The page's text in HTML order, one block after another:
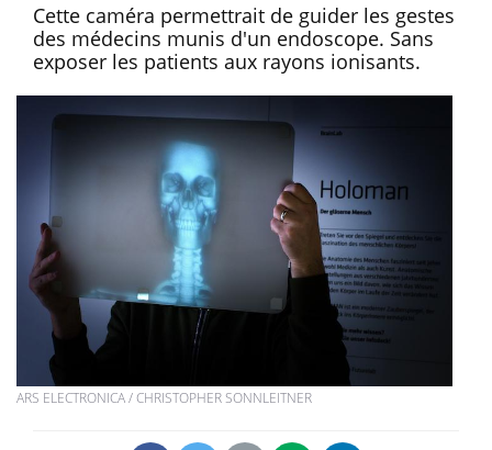
Cette caméra permettrait de guider les gestes
des médecins munis d'un endoscope. Sans
exposer les patients aux rayons ionisants.
ARS ELECTRONICA / CHRISTOPHER SONNLEITNER